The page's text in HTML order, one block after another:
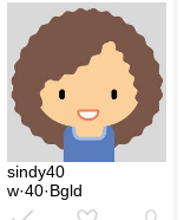
sindy40
w·40·Bgld